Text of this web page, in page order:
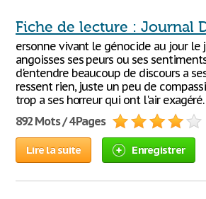
Fiche de lecture : Journal
ersonne vivant le génocide au jour le
angoisses ses peurs ou ses
d'entendre beaucoup de discours a
ressent rien, juste un peu de
trop a ses horreur qui ont l'air exagéré.
892 Mots / 4 Pages
Lire la suite Enregistrer